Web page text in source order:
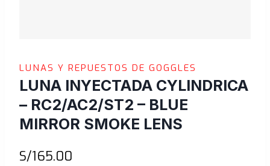
LUNAS Y REPUESTOS DE GOGGLES
LUNA INYECTADA CYLINDRICA
– RC2/AC2/ST2 – BLUE
MIRROR SMOKE LENS
S/165.00